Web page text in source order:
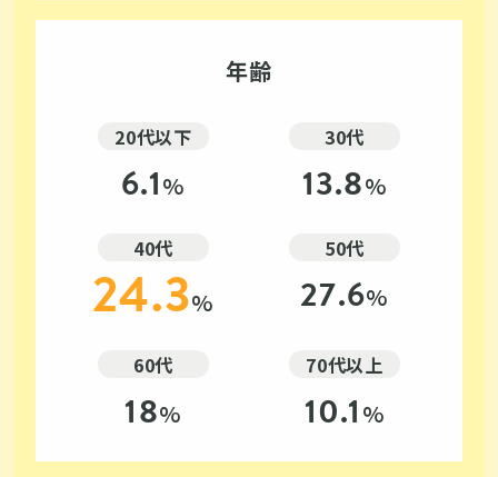
年齢
20代以下
6.1%
30代
13.8%
40代
24.3%
50代
27.6%
60代
18%
70代以上
10.1 %